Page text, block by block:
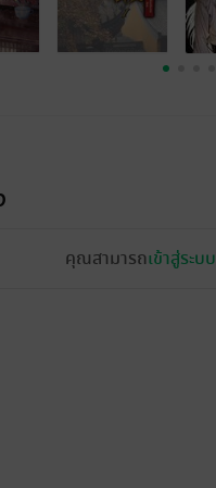
คุณสามารถเข้าสู่ระบบ